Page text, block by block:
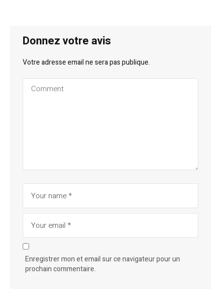
Donnez votre avis
Votre adresse email ne sera pas publique.
Enregistrer mon et email sur ce navigateur pour un
prochain commentaire.